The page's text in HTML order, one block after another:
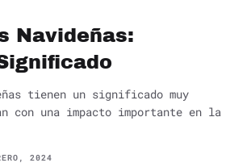
Navideñas:
tienen un significado muy
con una impacto importante en la
2024